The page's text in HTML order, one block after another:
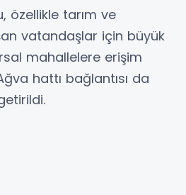
özellikle tarım ve
vatandaşlar için büyük
mahallelere erişim
hattı bağlantısı da